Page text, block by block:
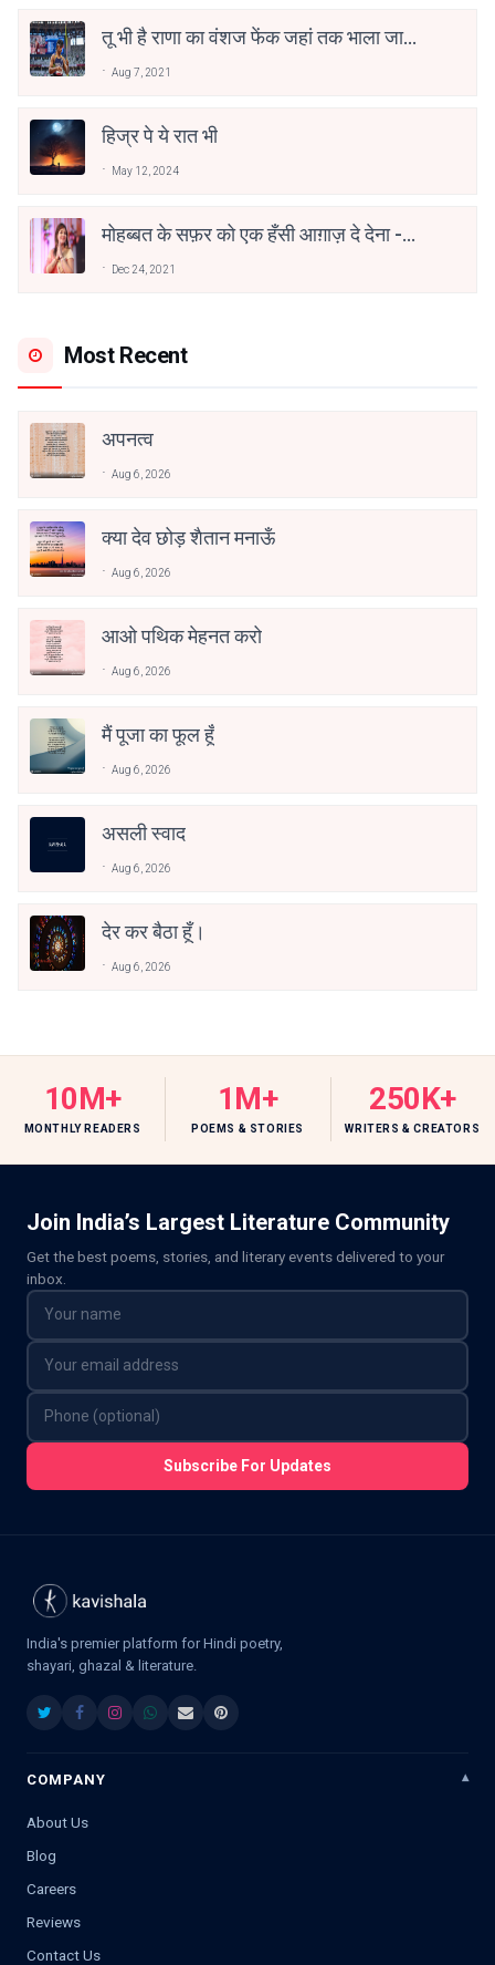
तू भी है राणा का वंशज फेंक जहां तक भाला जाए:
Aug 7, 2021
हिज्र पे ये रात भी
May 12, 2024
मोहब्बत के सफ़र को एक हँसी आग़ाज़ दे देना -
Dec 24, 2021
Most Recent
अपनत्व
Aug 6, 2026
क्या देव छोड़ शैतान मनाऊँ
Aug 6, 2026
आओ पथिक मेहनत करो
Aug 6, 2026
मैं पूजा का फूल हूँ
Aug 6, 2026
असली स्वाद
Aug 6, 2026
देर कर बैठा हूँ।
Aug 6, 2026
10M+
MONTHLY READERS
1M+
POEMS & STORIES
250K+
WRITERS & CREATORS
Join India’s Largest Literature Community
Get the best poems, stories, and literary events delivered to your
inbox.
Subscribe For Updates
India's premier platform for Hindi poetry,
shayari, ghazal & literature.
COMPANY
About Us
Blog
Careers
Reviews
Contact Us